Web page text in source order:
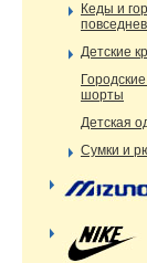
Кеды и
Детские
шорты
Детская
Сумки и